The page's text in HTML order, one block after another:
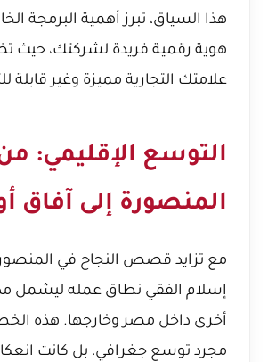
هذا السياق، تبرز أهمية البرمجة
هوية رقمية فريدة لشركتك، حيث
علامتك التجارية مميزة وغير قابلة
التوسع الإقليمي:
المنصورة إلى آفاق
مع تزايد قصص النجاح في
إسلام الفقي نطاق عمله ليشمل
أخرى داخل مصر وخارجها. هذه
مجرد توسع جغرافي، بل كانت